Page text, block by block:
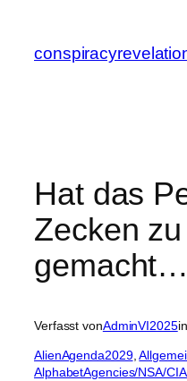
springen
Hat das
Zecken
gemacht…
Verfasst vonAdminVI2025in
AlienAgenda2029,
AlphabetAgencies/NSA/